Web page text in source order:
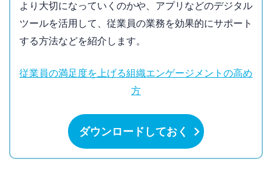
より大切になっていくのかや、アプリなどのデジタル
ツールを活用して、従業員の業務を効果的にサポート
する方法などを紹介します。
従業員の満足度を上げる組織エンゲージメントの高め
方
ダウンロードしておく